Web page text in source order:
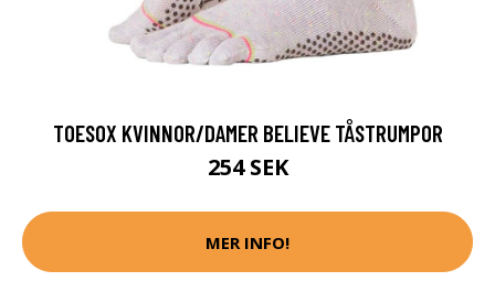
TOESOX KVINNOR/DAMER BELIEVE TÅSTRUMPOR
254 SEK
MER INFO!